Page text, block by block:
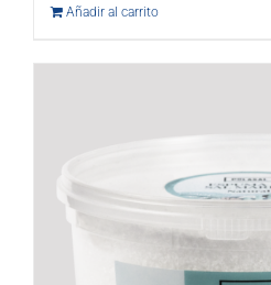
Añadir al carrito